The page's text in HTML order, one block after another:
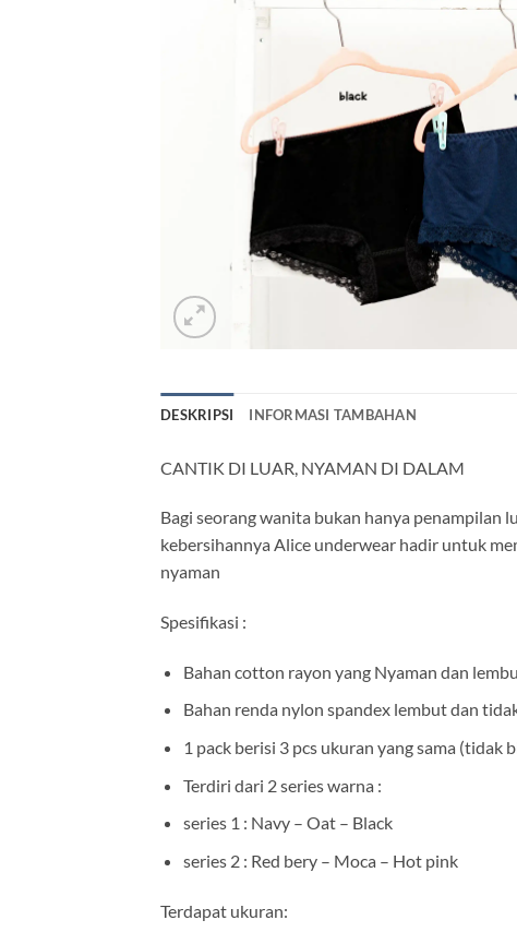
DESKRIPSI INFORMASI TAMBAHAN
CANTIK DI LUAR, NYAMAN DI DALAM
Bagi seorang wanita bukan hanya penampilan
kebersihannya Alice underwear hadir untuk
nyaman
Spesifikasi :
Bahan cotton rayon yang Nyaman dan
Bahan renda nylon spandex lembut dan
1 pack berisi 3 pcs ukuran yang sama (tidak
Terdiri dari 2 series warna :
series 1 : Navy – Oat – Black
series 2 : Red bery – Moca – Hot pink
Terdapat ukuran: